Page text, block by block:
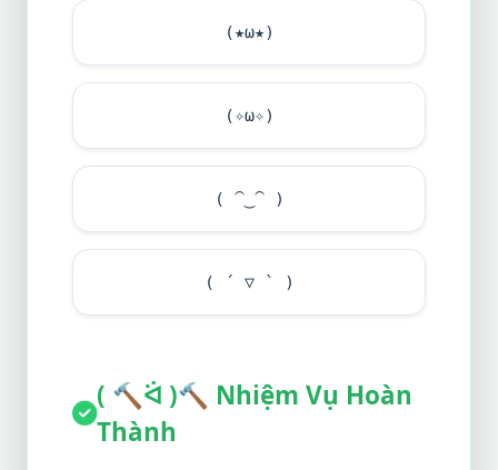
(★ω★)
(✧ω✧)
( ⁀‿⁀ )
( ´ ▽ ` )
( 🔨ᐛ )🔨 Nhiệm Vụ Hoàn
Thành